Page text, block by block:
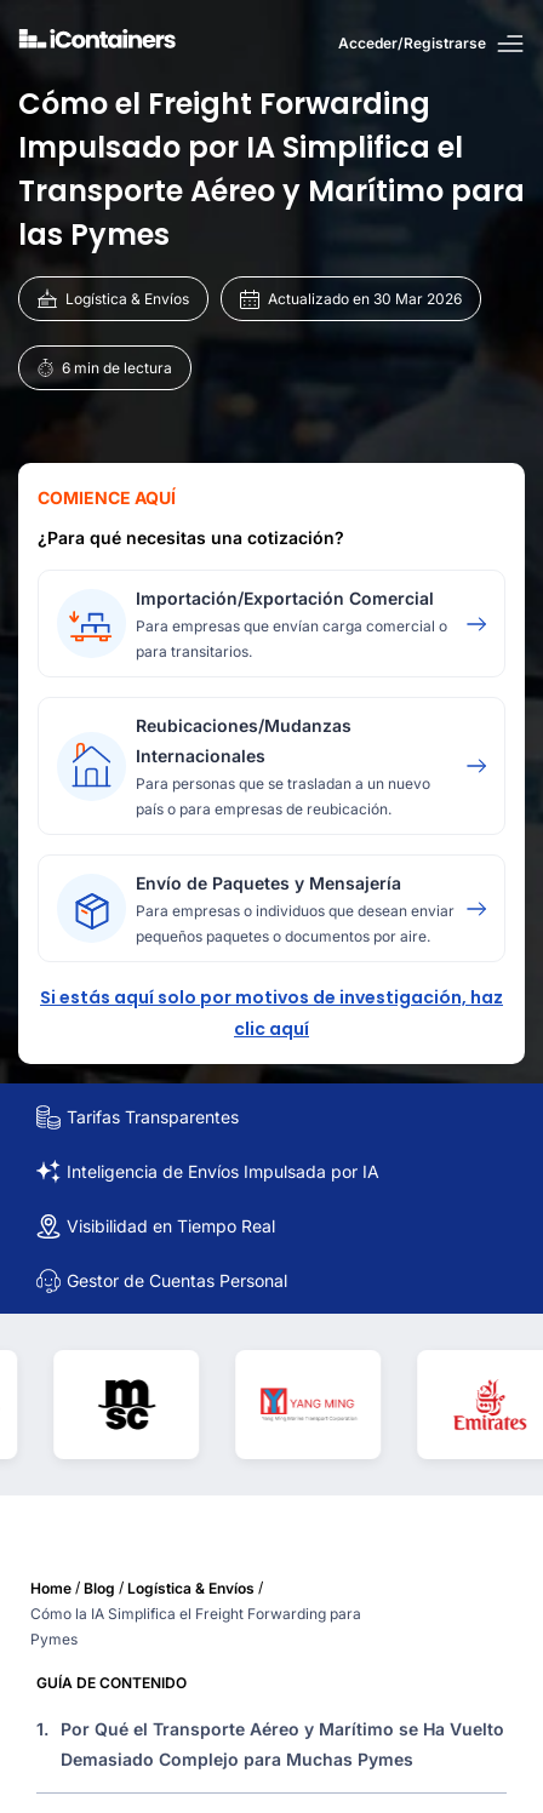
Acceder/Registrarse
Cómo el Freight Forwarding
Impulsado por IA Simplifica el
Transporte Aéreo y Marítimo para
las Pymes
Logística & Envíos Actualizado en 30 Mar 2026
6 min de lectura
COMIENCE AQUÍ
¿Para qué necesitas una cotización?
Importación/Exportación Comercial
Para empresas que envían carga comercial o
para transitarios.
Reubicaciones/Mudanzas
Internacionales
Para personas que se trasladan a un nuevo
país o para empresas de reubicación.
Envío de Paquetes y Mensajería
Para empresas o individuos que desean enviar
pequeños paquetes o documentos por aire.
Si estás aquí solo por motivos de investigación, haz
clic aquí
Tarifas Transparentes
Inteligencia de Envíos Impulsada por IA
Visibilidad en Tiempo Real
Gestor de Cuentas Personal
Home / Blog / Logística & Envíos /
Cómo la IA Simplifica el Freight Forwarding para
Pymes
GUÍA DE CONTENIDO
1.
Por Qué el Transporte Aéreo y Marítimo se Ha Vuelto
Demasiado Complejo para Muchas Pymes